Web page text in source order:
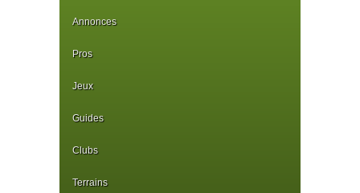
Annonces
Pros
Jeux
Guides
Clubs
Terrains